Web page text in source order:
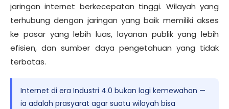
jaringan internet berkecepatan tinggi. Wilayah yang
terhubung dengan jaringan yang baik memiliki akses
ke pasar yang lebih luas, layanan publik yang lebih
efisien, dan sumber daya pengetahuan yang tidak
terbatas.
Internet di era Industri 4.0 bukan lagi kemewahan —
ia adalah prasyarat agar suatu wilayah bisa